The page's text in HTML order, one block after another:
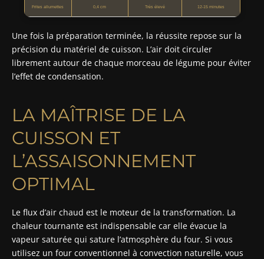
Frites allumettes 0,4 cm Très élevé 12-15 minutes
Une fois la préparation terminée, la réussite repose sur la
précision du matériel de cuisson. L’air doit circuler
librement autour de chaque morceau de légume pour éviter
l’effet de condensation.
LA MAÎTRISE DE LA
CUISSON ET
L’ASSAISONNEMENT
OPTIMAL
Le flux d’air chaud est le moteur de la transformation. La
chaleur tournante est indispensable car elle évacue la
vapeur saturée qui sature l’atmosphère du four. Si vous
utilisez un four conventionnel à convection naturelle, vous